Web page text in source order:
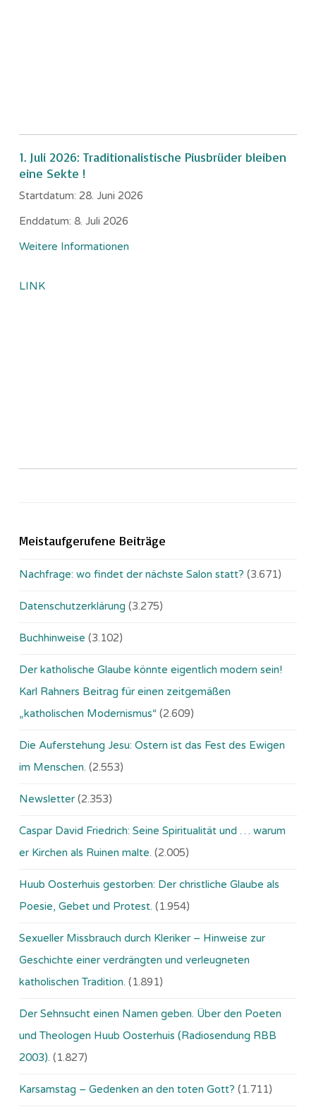
1. Juli 2026: Traditionalistische Piusbrüder bleiben
eine Sekte !
Startdatum: 28. Juni 2026
Enddatum: 8. Juli 2026
Weitere Informationen
LINK
Meistaufgerufene Beiträge
Nachfrage: wo findet der nächste Salon statt? (3.671)
Datenschutzerklärung (3.275)
Buchhinweise (3.102)
Der katholische Glaube könnte eigentlich modern sein!
Karl Rahners Beitrag für einen zeitgemäßen
„katholischen Modernismus“ (2.609)
Die Auferstehung Jesu: Ostern ist das Fest des Ewigen
im Menschen. (2.553)
Newsletter (2.353)
Caspar David Friedrich: Seine Spiritualität und … warum
er Kirchen als Ruinen malte. (2.005)
Huub Oosterhuis gestorben: Der christliche Glaube als
Poesie, Gebet und Protest. (1.954)
Sexueller Missbrauch durch Kleriker – Hinweise zur
Geschichte einer verdrängten und verleugneten
katholischen Tradition. (1.891)
Der Sehnsucht einen Namen geben. Über den Poeten
und Theologen Huub Oosterhuis (Ra­dio­sen­dung RBB
2003). (1.827)
Karsamstag – Gedenken an den toten Gott? (1.711)